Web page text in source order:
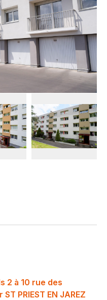
2 à 10 rue des
PRIEST EN JAREZ